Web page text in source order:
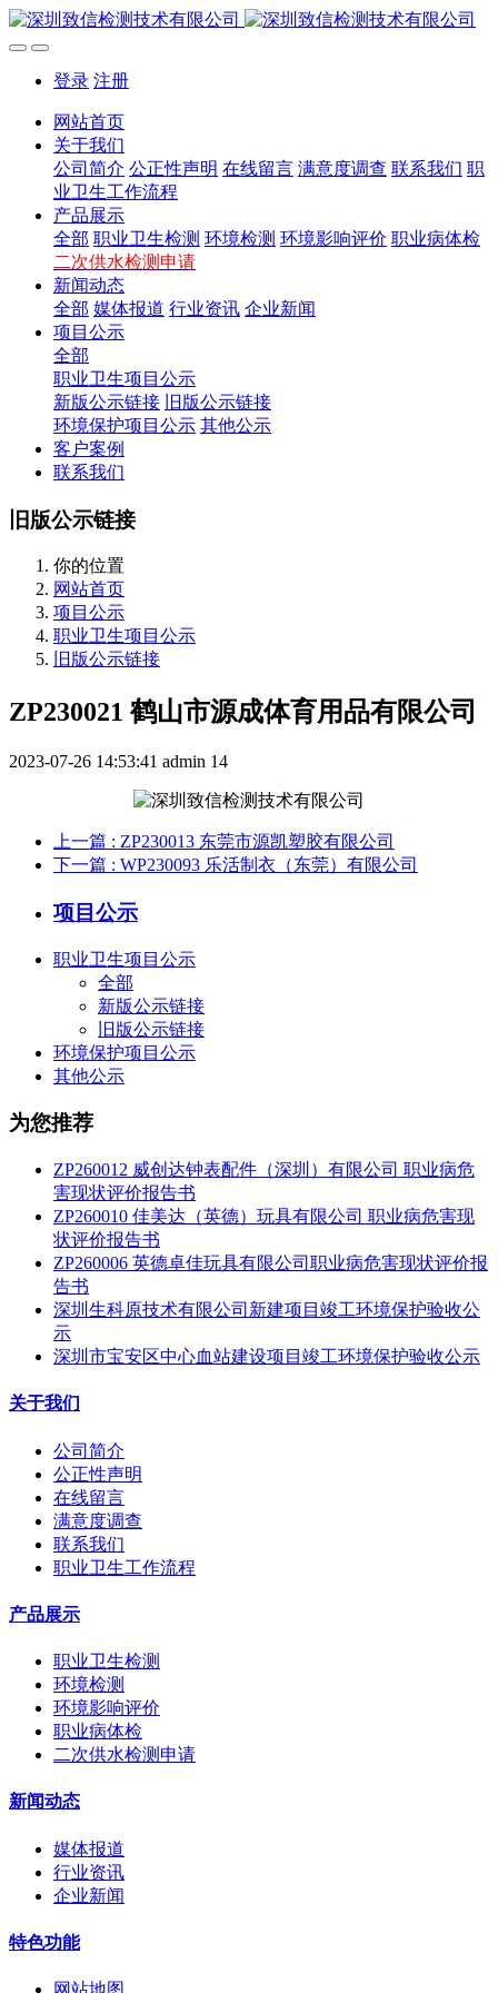
登录 注册
网站首页
关于我们
公司简介 公正性声明 在线留言 满意度调查 联系我们 职
业卫生工作流程
产品展示
全部 职业卫生检测 环境检测 环境影响评价 职业病体检
二次供水检测申请
新闻动态
全部 媒体报道 行业资讯 企业新闻
项目公示
全部
职业卫生项目公示
新版公示链接
旧版公示链接
环境保护项目公示 其他公示
客户案例
联系我们
旧版公示链接
你的位置
网站首页
项目公示
职业卫生项目公示
旧版公示链接
ZP230021 鹤山市源成体育用品有限公司
2023-07-26 14:53:41 admin 14
上一篇 : ZP230013 东莞市源凯塑胶有限公司
下一篇 : WP230093 乐活制衣（东莞）有限公司
项目公示
职业卫生项目公示
全部
新版公示链接
旧版公示链接
环境保护项目公示
其他公示
为您推荐
ZP260012 威创达钟表配件（深圳）有限公司 职业病危
害现状评价报告书
ZP260010 佳美达（英德）玩具有限公司 职业病危害现
状评价报告书
ZP260006 英德卓佳玩具有限公司职业病危害现状评价报
告书
深圳生科原技术有限公司新建项目竣工环境保护验收公
示
深圳市宝安区中心血站建设项目竣工环境保护验收公示
关于我们
公司简介
公正性声明
在线留言
满意度调查
联系我们
职业卫生工作流程
产品展示
职业卫生检测
环境检测
环境影响评价
职业病体检
二次供水检测申请
新闻动态
媒体报道
行业资讯
企业新闻
特色功能